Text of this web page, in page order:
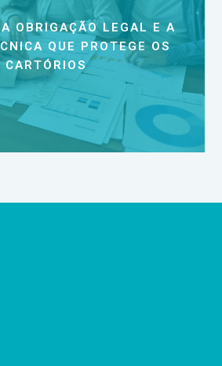
OBRIGAÇÃO LEGAL E A
QUE PROTEGE OS
CARTÓRIOS